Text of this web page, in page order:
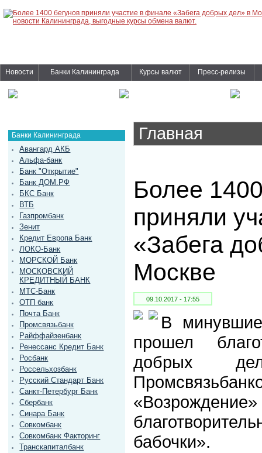
Новости Банки Калининграда Курсы валют Пресс-релизы
Банки Калининграда
Авангард АКБ
Альфа-банк
Банк "Открытие"
Банк ДОМ.РФ
БКС Банк
ВТБ
Газпромбанк
Зенит
Кредит Европа Банк
ЛОКО-Банк
МОРСКОЙ Банк
МОСКОВСКИЙ
КРЕДИТНЫЙ БАНК
МТС-Банк
ОТП банк
Почта Банк
Промсвязьбанк
Райффайзенбанк
Ренессанс Кредит Банк
Росбанк
Россельхозбанк
Русский Стандарт Банк
Санкт-Петербург Банк
Сбербанк
Синара Банк
Совкомбанк
Совкомбанк Факторинг
Транскапиталбанк
Главная
Более
приняли
«Забега
Москве
09.10.2017 - 17:55
В
прошел
добрых
бабочки».